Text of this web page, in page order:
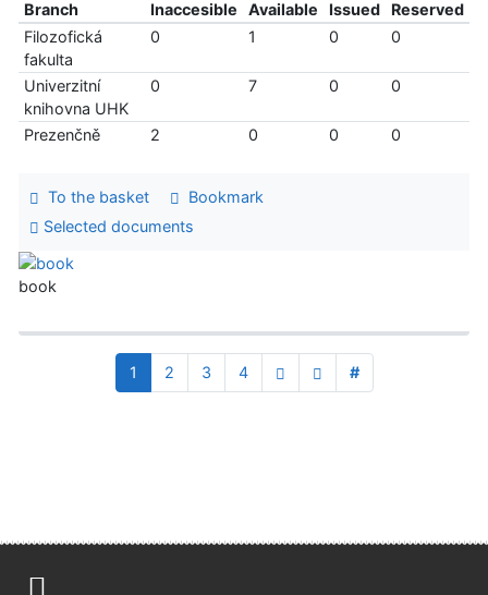
Branch
Inaccesible Available Issued
Reserved
Filozofická
fakulta
0 1 0 0
Univerzitní
knihovna UHK
0 7 0 0
Prezenčně 2 0 0 0
To the basket
Bookmark
Selected documents
book
1 2 3 4 #